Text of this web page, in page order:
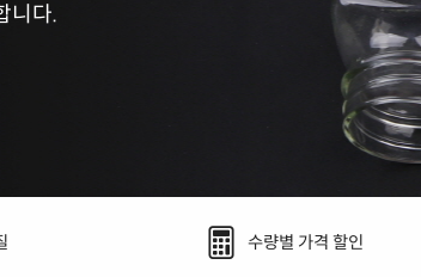
니다.
수량별 가격 할인